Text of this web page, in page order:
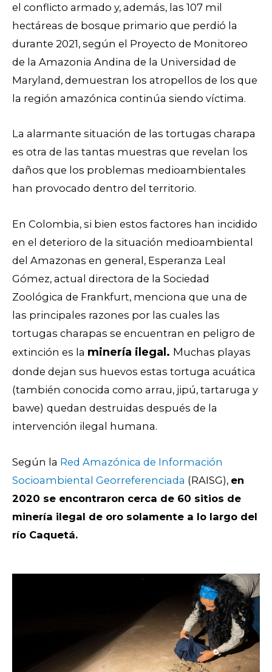
el conflicto armado y, además, las 107 mil
hectáreas de bosque primario que perdió la
durante 2021, según el Proyecto de Monitoreo
de la Amazonia Andina de la Universidad de
Maryland, demuestran los atropellos de los que
la región amazónica continúa siendo víctima.
La alarmante situación de las tortugas charapa
es otra de las tantas muestras que revelan los
daños que los problemas medioambientales
han provocado dentro del territorio.
En Colombia, si bien estos factores han incidido
en el deterioro de la situación medioambiental
del Amazonas en general, Esperanza Leal
Gómez, actual directora de la Sociedad
Zoológica de Frankfurt, menciona que una de
las principales razones por las cuales las
tortugas charapas se encuentran en peligro de
extinción es la minería ilegal. Muchas playas
donde dejan sus huevos estas tortuga acuática
(también conocida como arrau, jipú, tartaruga y
bawe) quedan destruidas después de la
intervención ilegal humana.
Según la Red Amazónica de Información
Socioambiental Georreferenciada (RAISG), en
2020 se encontraron cerca de 60 sitios de
minería ilegal de oro solamente a lo largo del
río Caquetá.